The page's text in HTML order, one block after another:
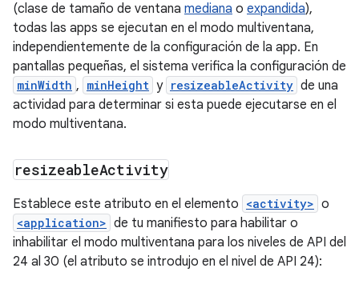
(clase de tamaño de ventana mediana o expandida),
todas las apps se ejecutan en el modo multiventana,
independientemente de la configuración de la app. En
pantallas pequeñas, el sistema verifica la configuración de
minWidth , minHeight y resizeableActivity de una
actividad para determinar si esta puede ejecutarse en el
modo multiventana.
resizeableActivity
Establece este atributo en el elemento <activity> o
<application> de tu manifiesto para habilitar o
inhabilitar el modo multiventana para los niveles de API del
24 al 30 (el atributo se introdujo en el nivel de API 24):